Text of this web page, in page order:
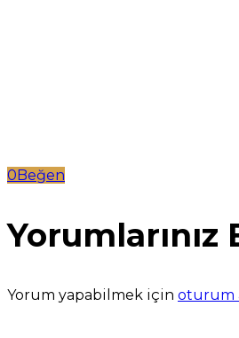
0Beğen
Yorum yapabilmek için oturum